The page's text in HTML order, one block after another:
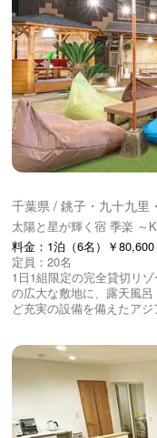
千葉県 / 銚子・九十九里
太陽と星が輝く宿 季楽 ～
料金：1泊（6名）￥80,600
定員：20名
1日1組限定の完全貸切リ
の広大な敷地に、露天風
ど充実の設備を備えたア